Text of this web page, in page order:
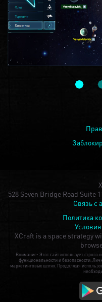
528 Seven Bridge Road Suite
Связь с
Политика
XCraft is a space strategy
Внимание: Этот сайт использует
функциональности и безопасности.
маркетинговых целях. Продолжая